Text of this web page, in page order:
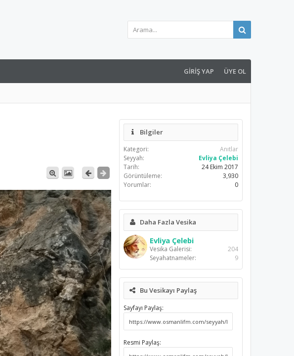
GIRIŞ YAP ÜYE OL
Bilgiler
Kategori:
Anıtlar
Seyyah:
Evliya Çelebi
Tarih:
24 Ekim 2017
Görüntüleme:
3,930
Yorumlar:
0
Daha Fazla Vesika
Evliya Çelebi
Vesika Galerisi:
204
Seyahatnameler:
9
Bu Vesikayı Paylaş
Sayfayı Paylaş:
Resmi Paylaş: